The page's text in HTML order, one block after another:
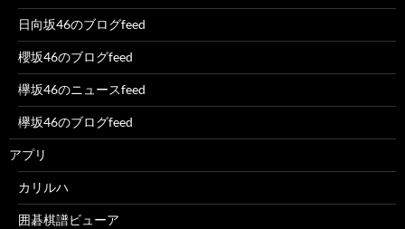
日向坂46のブログfeed
櫻坂46のブログfeed
欅坂46のニュースfeed
欅坂46のブログfeed
アプリ
カリルハ
囲碁棋譜ビューア